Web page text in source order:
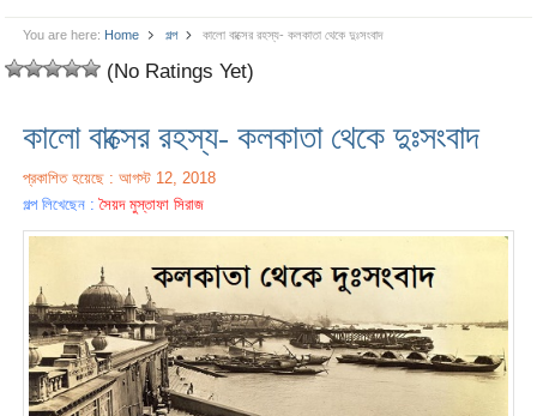
You are here: Home গল্প কালো বাক্সের রহস্য- কলকাতা থেকে দুঃসংবাদ
(No Ratings Yet)
কালো বাক্সের রহস্য- কলকাতা থেকে দুঃসংবাদ
প্রকাশিত হয়েছে : আগস্ট 12, 2018
গল্প লিখেছেন :সৈয়দ মুস্তাফা সিরাজ